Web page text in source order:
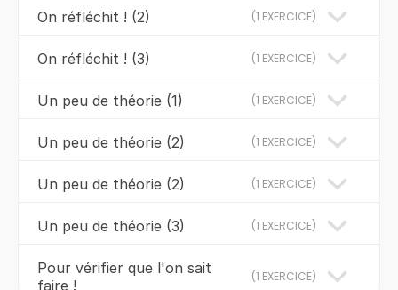
On réfléchit ! (2) (1 EXERCICE)
On réfléchit ! (3) (1 EXERCICE)
Un peu de théorie (1) (1 EXERCICE)
Un peu de théorie (2) (1 EXERCICE)
Un peu de théorie (2) (1 EXERCICE)
Un peu de théorie (3) (1 EXERCICE)
Pour vérifier que l'on sait
faire !
(1 EXERCICE)